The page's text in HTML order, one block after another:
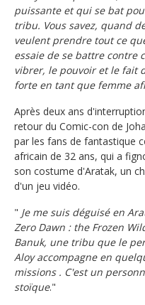
puissante et qui se bat
tribu. Vous savez, quand
veulent prendre tout ce
essaie de se battre contre
vibrer, le pouvoir et le fait
forte en tant que femme
Après deux ans
retour du Comic-con de
par les fans de fantastique
africain de 32 ans, qui a
son costume d'Aratak, un
d'un jeu vidéo.
" Je me suis déguisé en
Zero Dawn : the Frozen
Banuk, une tribu que le
Aloy accompagne en
missions . C'est un
stoïque."